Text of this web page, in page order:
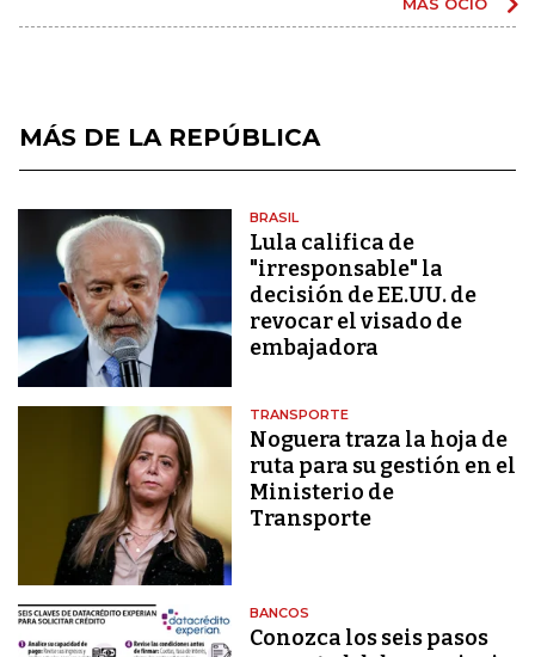
MÁS DE LA REPÚBLICA
BRASIL
Lula califica de
"irresponsable" la
decisión de EE.UU. de
revocar el visado de
embajadora
TRANSPORTE
Noguera traza la hoja de
ruta para su gestión en el
Ministerio de
Transporte
BANCOS
Conozca los seis pasos